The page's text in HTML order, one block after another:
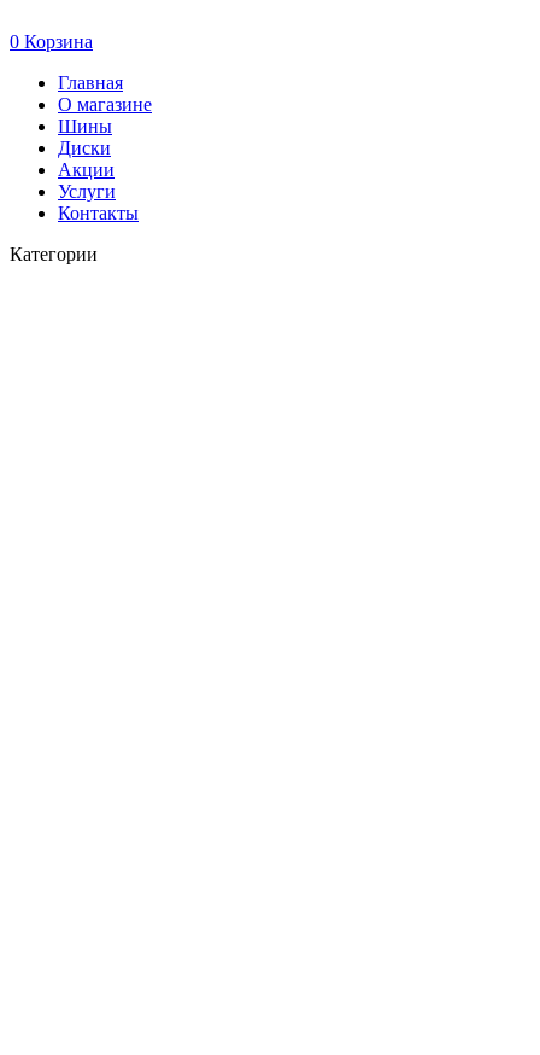
0 Корзина
Главная
О магазине
Шины
Диски
Акции
Услуги
Контакты
Категории